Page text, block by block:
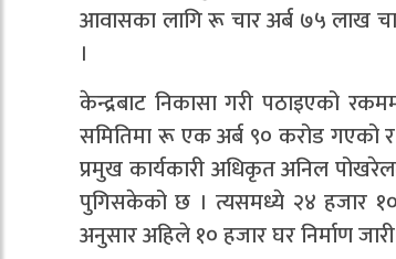
आवासका लागि रू चार अर्ब ७५ लाख
।
केन्द्रबाट निकासा गरी पठाइएको
समितिमा रू एक अर्ब ९० करोड गएको
प्रमुख कार्यकारी अधिकृत अनिल
पुगिसकेको छ । त्यसमध्ये २४ हजार १०
अनुसार अहिले १० हजार घर निर्माण